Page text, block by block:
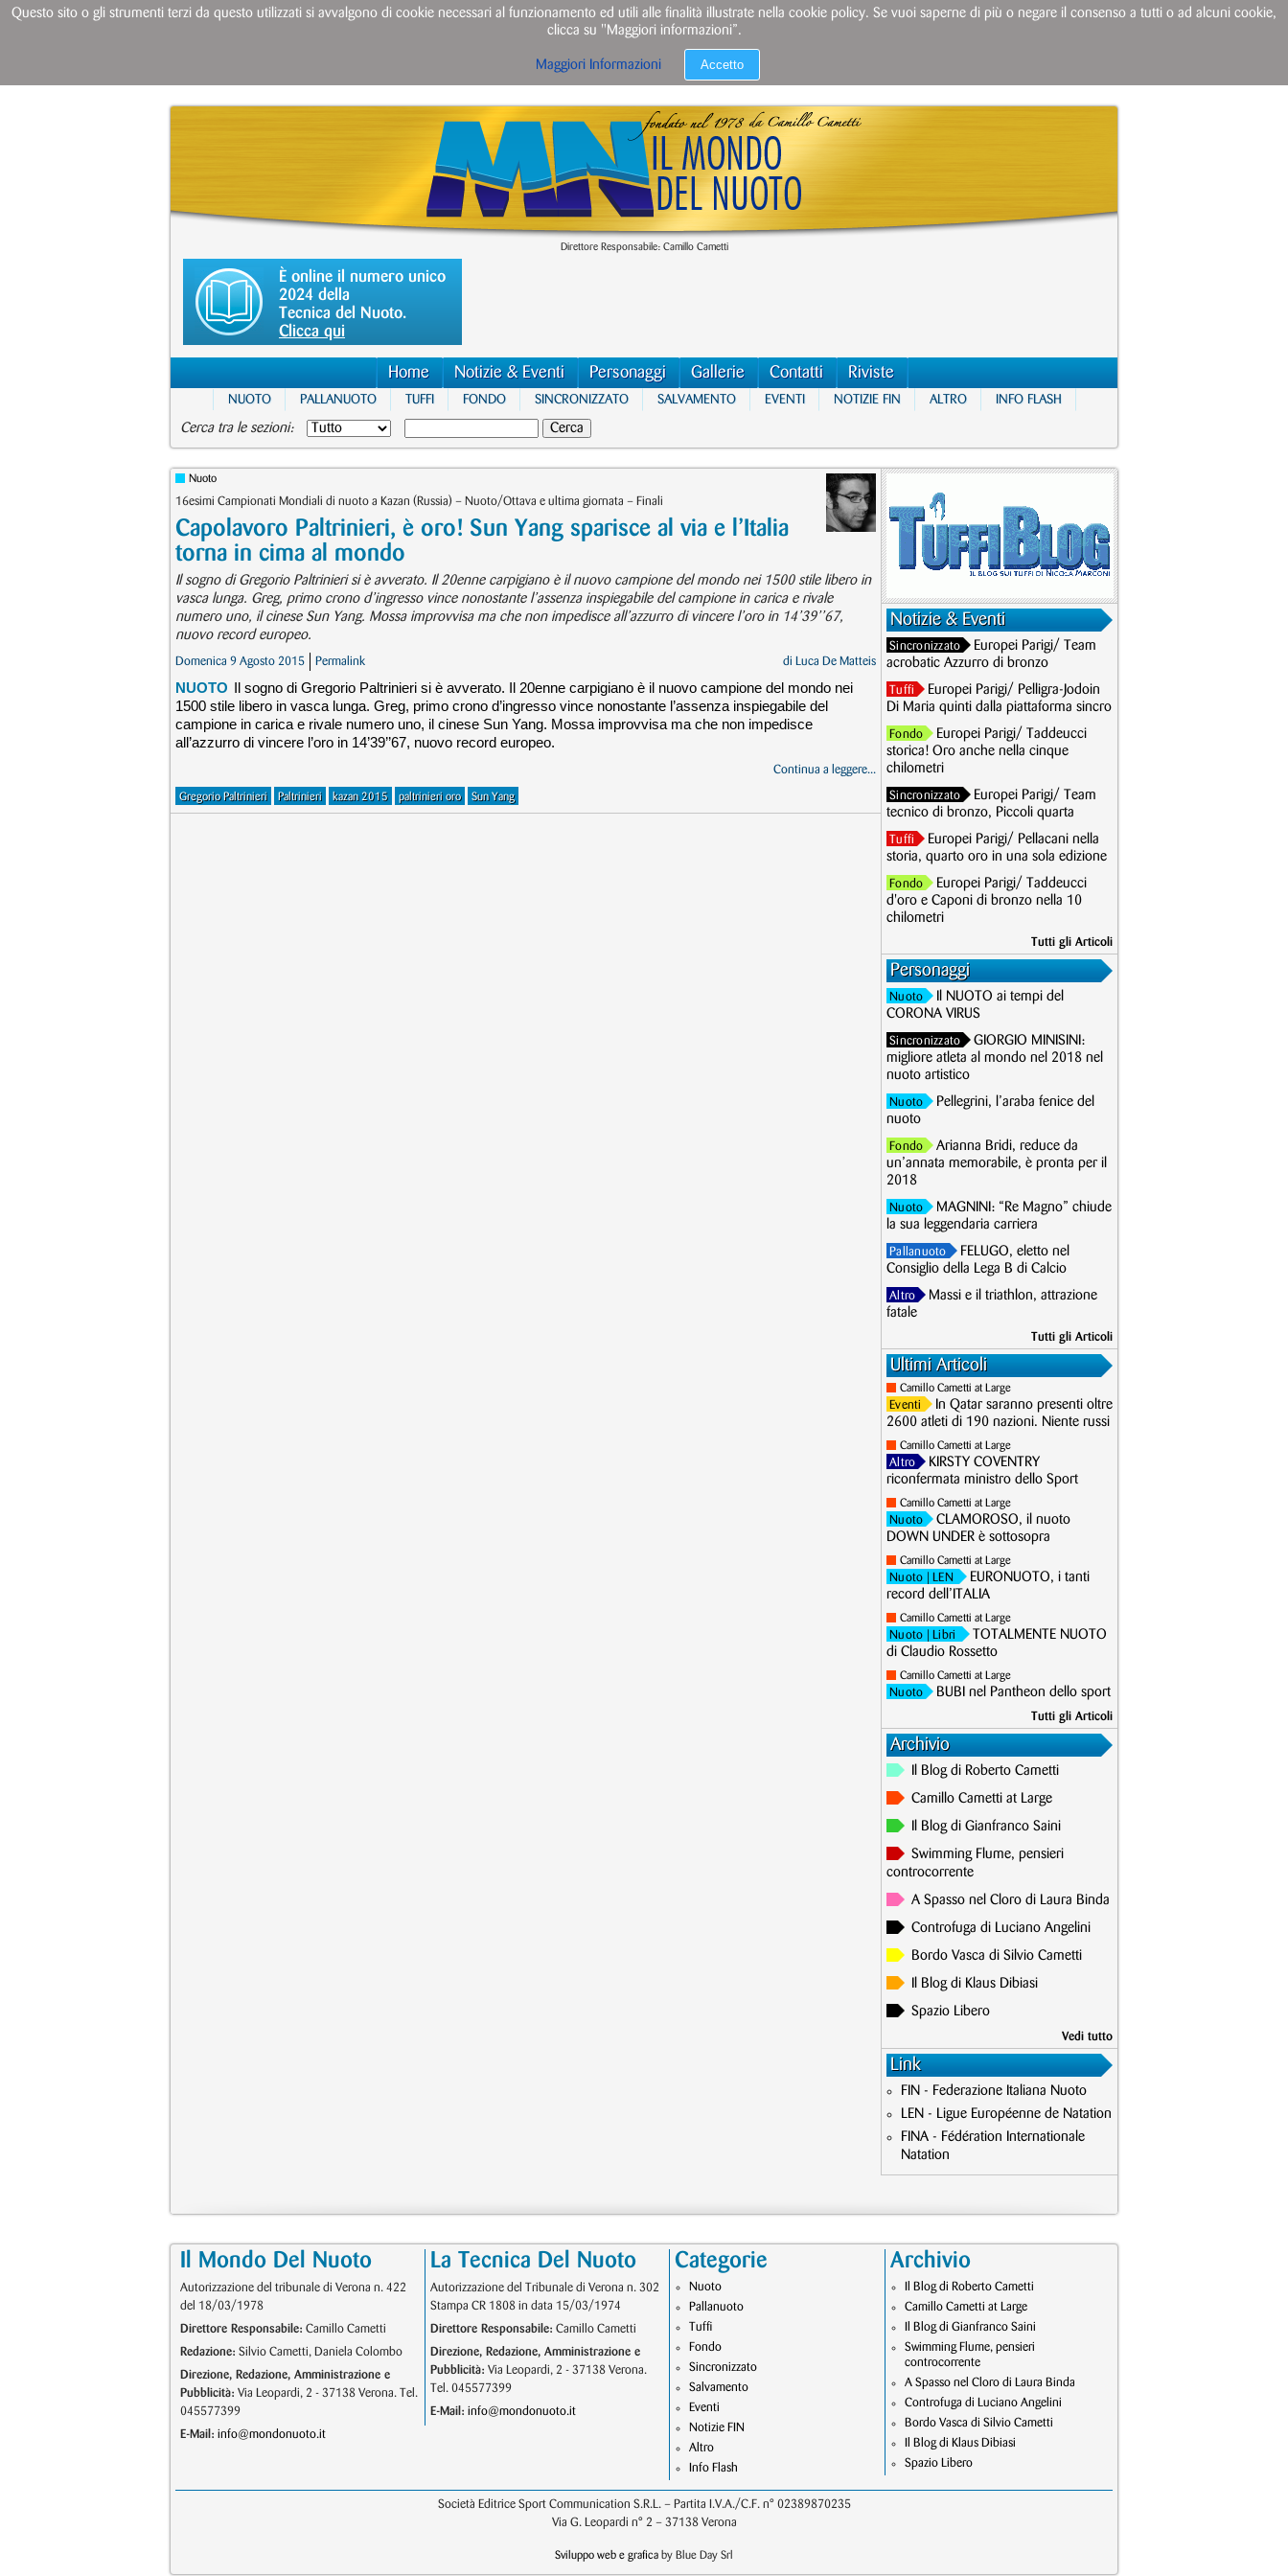
Direttore Responsabile: Camillo Cametti
È online il numero unico
2024 della
Tecnica del Nuoto.
Clicca qui
Home Notizie & Eventi Personaggi Gallerie Contatti Riviste
NUOTO PALLANUOTO TUFFI FONDO SINCRONIZZATO SALVAMENTO EVENTI NOTIZIE FIN ALTRO INFO FLASH
Cerca tra le sezioni:
Nuoto
16esimi Campionati Mondiali di nuoto a Kazan (Russia) – Nuoto/Ottava e ultima giornata – Finali
Capolavoro Paltrinieri, è oro! Sun Yang sparisce al via e l’Italia
torna in cima al mondo
Il sogno di Gregorio Paltrinieri si è avverato. Il 20enne carpigiano è il nuovo campione del mondo nei 1500 stile libero in
vasca lunga. Greg, primo crono d’ingresso vince nonostante l’assenza inspiegabile del campione in carica e rivale
numero uno, il cinese Sun Yang. Mossa improvvisa ma che non impedisce all’azzurro di vincere l’oro in 14’39’’67,
nuovo record europeo.
Domenica 9 Agosto 2015 Permalink di Luca De Matteis
NUOTO Il sogno di Gregorio Paltrinieri si è avverato. Il 20enne carpigiano è il nuovo campione del mondo nei
1500 stile libero in vasca lunga. Greg, primo crono d’ingresso vince nonostante l’assenza inspiegabile del
campione in carica e rivale numero uno, il cinese Sun Yang. Mossa improvvisa ma che non impedisce
all’azzurro di vincere l’oro in 14’39’’67, nuovo record europeo.
Continua a leggere...
Gregorio Paltrinieri Paltrinieri kazan 2015 paltrinieri oro Sun Yang
Notizie & Eventi
Sincronizzato
Europei Parigi/ Team
acrobatic Azzurro di bronzo
Tuffi
Europei Parigi/ Pelligra-Jodoin
Di Maria quinti dalla piattaforma sincro
Fondo
Europei Parigi/ Taddeucci
storica! Oro anche nella cinque
chilometri
Sincronizzato
Europei Parigi/ Team
tecnico di bronzo, Piccoli quarta
Tuffi
Europei Parigi/ Pellacani nella
storia, quarto oro in una sola edizione
Fondo
Europei Parigi/ Taddeucci
d'oro e Caponi di bronzo nella 10
chilometri
Tutti gli Articoli
Personaggi
Nuoto
Il NUOTO ai tempi del
CORONA VIRUS
Sincronizzato
GIORGIO MINISINI:
migliore atleta al mondo nel 2018 nel
nuoto artistico
Nuoto
Pellegrini, l’araba fenice del
nuoto
Fondo
Arianna Bridi, reduce da
un’annata memorabile, è pronta per il
2018
Nuoto
MAGNINI: “Re Magno” chiude
la sua leggendaria carriera
Pallanuoto
FELUGO, eletto nel
Consiglio della Lega B di Calcio
Altro
Massi e il triathlon, attrazione
fatale
Tutti gli Articoli
Ultimi Articoli
Camillo Cametti at Large
Eventi
In Qatar saranno presenti oltre
2600 atleti di 190 nazioni. Niente russi
Camillo Cametti at Large
Altro
KIRSTY COVENTRY
riconfermata ministro dello Sport
Camillo Cametti at Large
Nuoto
CLAMOROSO, il nuoto
DOWN UNDER è sottosopra
Camillo Cametti at Large
Nuoto | LEN
EURONUOTO, i tanti
record dell’ITALIA
Camillo Cametti at Large
Nuoto | Libri
TOTALMENTE NUOTO
di Claudio Rossetto
Camillo Cametti at Large
Nuoto BUBI nel Pantheon dello sport
Tutti gli Articoli
Archivio
Il Blog di Roberto Cametti
Camillo Cametti at Large
Il Blog di Gianfranco Saini
Swimming Flume, pensieri
controcorrente
A Spasso nel Cloro di Laura Binda
Controfuga di Luciano Angelini
Bordo Vasca di Silvio Cametti
Il Blog di Klaus Dibiasi
Spazio Libero
Vedi tutto
Link
FIN - Federazione Italiana Nuoto
LEN - Ligue Européenne de Natation
FINA - Fédération Internationale
Natation
Il Mondo Del Nuoto
Autorizzazione del tribunale di Verona n. 422
del 18/03/1978
Direttore Responsabile: Camillo Cametti
Redazione: Silvio Cametti, Daniela Colombo
Direzione, Redazione, Amministrazione e
Pubblicità: Via Leopardi, 2 - 37138 Verona. Tel.
045577399
E-Mail: info@mondonuoto.it
La Tecnica Del Nuoto
Autorizzazione del Tribunale di Verona n. 302
Stampa CR 1808 in data 15/03/1974
Direttore Responsabile: Camillo Cametti
Direzione, Redazione, Amministrazione e
Pubblicità: Via Leopardi, 2 - 37138 Verona.
Tel. 045577399
E-Mail: info@mondonuoto.it
Categorie
Nuoto
Pallanuoto
Tuffi
Fondo
Sincronizzato
Salvamento
Eventi
Notizie FIN
Altro
Info Flash
Archivio
Il Blog di Roberto Cametti
Camillo Cametti at Large
Il Blog di Gianfranco Saini
Swimming Flume, pensieri
controcorrente
A Spasso nel Cloro di Laura Binda
Controfuga di Luciano Angelini
Bordo Vasca di Silvio Cametti
Il Blog di Klaus Dibiasi
Spazio Libero
Società Editrice Sport Communication S.R.L. – Partita I.V.A./C.F. n° 02389870235
Via G. Leopardi n° 2 – 37138 Verona
Sviluppo web e grafica by Blue Day Srl
Questo sito o gli strumenti terzi da questo utilizzati si avvalgono di cookie necessari al funzionamento ed utili alle finalità illustrate nella cookie policy. Se vuoi saperne di più o negare il consenso a tutti o ad alcuni cookie,
clicca su "Maggiori informazioni”.
Maggiori Informazioni Accetto